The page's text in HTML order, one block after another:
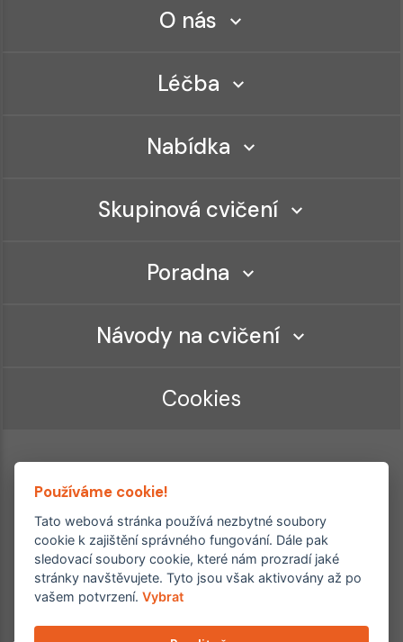
O nás
Léčba
Nabídka
Skupinová cvičení
Poradna
Návody na cvičení
Cookies
Ordinace roku
Rehabilitační ordinace
2. místo – 2017/2019
Používáme cookie!
Tato webová stránka používá nezbytné soubory
cookie k zajištění správného fungování. Dále pak
sledovací soubory cookie, které nám prozradí jaké
stránky navštěvujete. Tyto jsou však aktivovány až po
vašem potvrzení.Vybrat